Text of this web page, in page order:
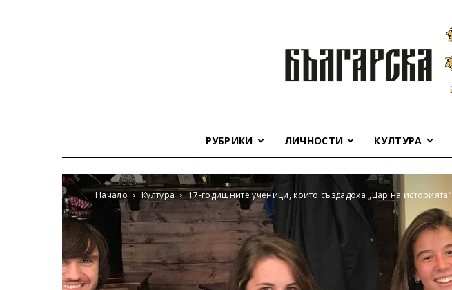
РУБРИКИ ЛИЧНОСТИ КУЛТУРА
Начало Култура 17-годишните ученици, които създадоха „Цар на историята“